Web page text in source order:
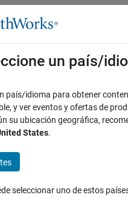
ocultar menú de
principal
Release
| Bug Fixes expand
to
Ending Release
Sort by:
un país/
país/idioma para obtener
y ver eventos y ofertas de
su ubicación geográfica,
States.
seleccionar uno de estos